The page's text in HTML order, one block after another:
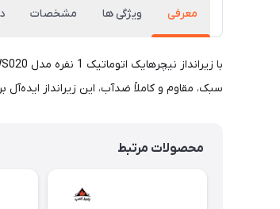
معرفی ویژگی ها مشخصات
سبک، مقاوم و کاملاً ضدآب، این زیرانداز
محصولات مرتبط